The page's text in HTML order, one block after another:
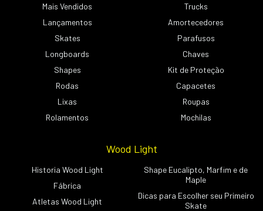
Mais Vendidos
Lançamentos
Skates
Longboards
Shapes
Rodas
Lixas
Rolamentos
Trucks
Amortecedores
Parafusos
Chaves
Kit de Proteção
Capacetes
Roupas
Mochilas
Wood Light
Historia Wood Light
Fábrica
Atletas Wood Light
Shape Eucalipto, Marfim e de
Maple
Dicas para Escolher seu Primeiro
Skate